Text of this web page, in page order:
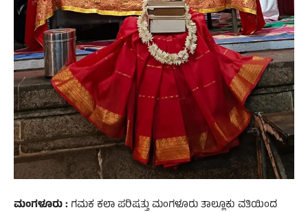
ಮಂಗಳೂರು : ಗಮಕ ಕಲಾ ಪರಿಷತ್ತು ಮಂಗಳೂರು ತಾಲ್ಲೂಕು ವತಿಯಿಂದ